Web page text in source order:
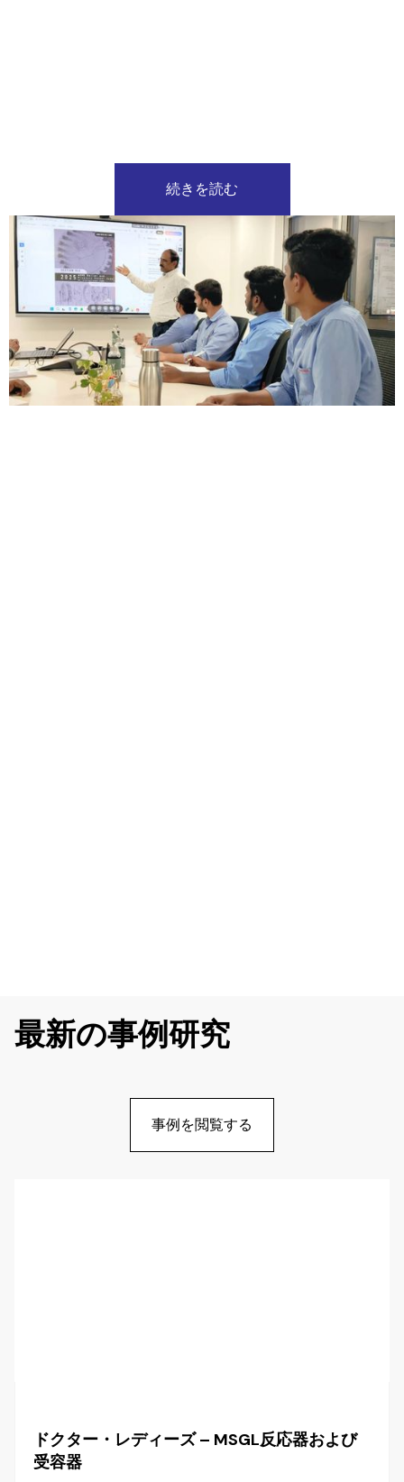
続きを読む
最新の事例研究
事例を閲覧する
ドクター・レディーズ – MSGL反応器および
受容器